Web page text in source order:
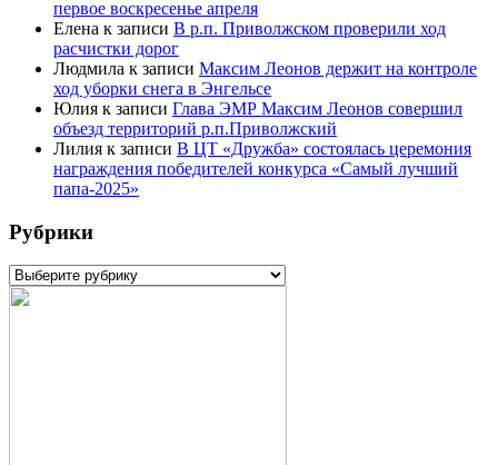
первое воскресенье апреля
Елена к записи В р.п. Приволжском проверили ход
расчистки дорог
Людмила к записи Максим Леонов держит на контроле
ход уборки снега в Энгельсе
Юлия к записи Глава ЭМР Максим Леонов совершил
объезд территорий р.п.Приволжский
Лилия к записи В ЦТ «Дружба» состоялась церемония
награждения победителей конкурса «Самый лучший
папа-2025»
Рубрики
Рубрики